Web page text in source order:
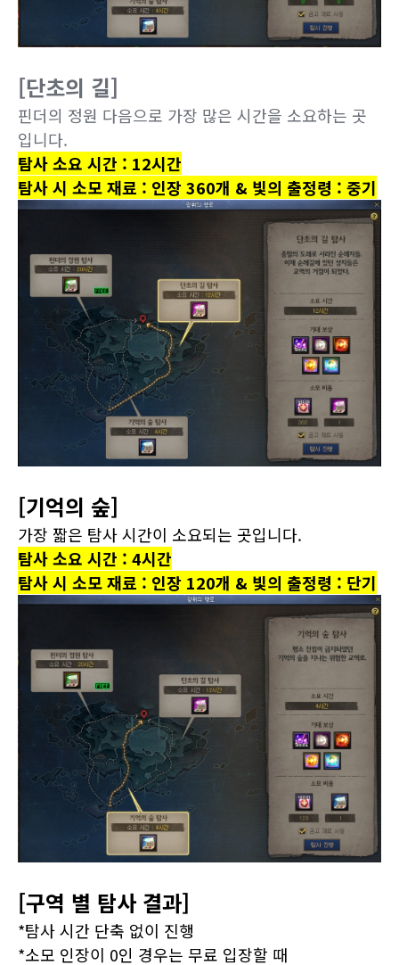
[단초의 길]
핀더의 정원 다음으로 가장 많은 시간을 소요하는 곳
입니다.
탐사 소요 시간 : 12시간
탐사 시 소모 재료 : 인장 360개 & 빛의 출정령 : 중기
[기억의 숲]
가장 짧은 탐사 시간이 소요되는 곳입니다.
탐사 소요 시간 : 4시간
탐사 시 소모 재료 : 인장 120개 & 빛의 출정령 : 단기
[구역 별 탐사 결과]
*탐사 시간 단축 없이 진행
*소모 인장이 0인 경우는 무료 입장할 때